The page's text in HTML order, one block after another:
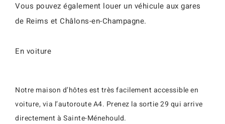
Vous pouvez également louer un véhicule aux gares
de Reims et Châlons-en-Champagne.
En voiture
Notre maison d’hôtes est très facilement accessible en
voiture, via l’autoroute A4. Prenez la sortie 29 qui arrive
directement à Sainte-Ménehould.